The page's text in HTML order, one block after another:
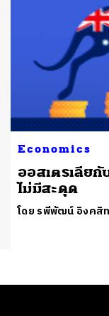
Economics
ออสเตรเลีย
ไม่มีสะดุด
โดย รพีพัฒน์ อิงคสิ